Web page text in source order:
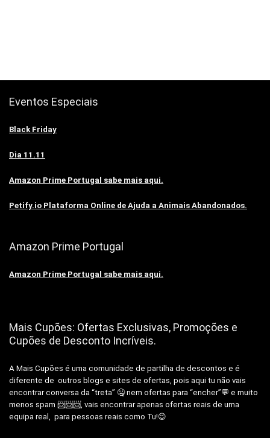
Eventos Especiais
Black Friday
Dia 11.11
Amazon Prime Portugal sabe mais aqui.
Petify.io Plataforma Online de Ajuda a Animais Abandonados.
Amazon Prime Portugal
Amazon Prime Portugal sabe mais aqui.
Mais Cupões: Ofertas Exclusivas, Promoções e
Cupões de Desconto Incríveis.
A Mais Cupões é uma comunidade de partilha de descontos e é
diferente de outros blogs e sites de ofertas, pois aqui tu não vais
encontrar conversa da “treta” 🤐 nem ofertas para “encher”💬 e muito
menos spam 📨📨📨, vais encontrar apenas ofertas reais de uma
equipa real, para pessoas reais como Tu!😉